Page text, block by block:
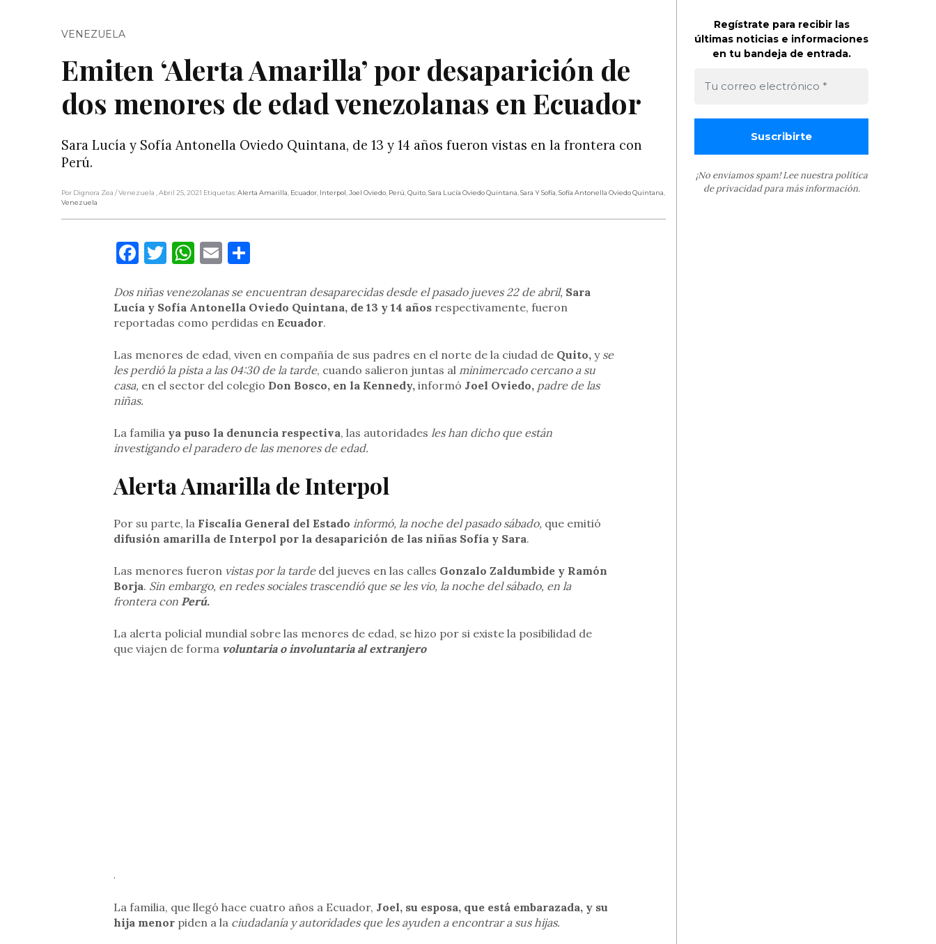
VENEZUELA
Emiten ‘Alerta Amarilla’ por desaparición de
dos menores de edad venezolanas en Ecuador
Sara Lucía y Sofía Antonella Oviedo Quintana, de 13 y 14 años fueron vistas en la frontera con
Perú.
Por Dignora Zea / Venezuela , Abril 25, 2021 Etiquetas:Alerta Amarilla, Ecuador, Interpol,Joel Oviedo, Perú,Quito,Sara Lucía Oviedo Quintana,Sara Y Sofía,Sofía Antonella Oviedo Quintana,
Venezuela
Facebook
Twitter
WhatsApp
EmailCompartir
Dos niñas venezolanas se encuentran desaparecidas desde el pasado jueves 22 de abril, Sara
Lucía y Sofía Antonella Oviedo Quintana, de 13 y 14 añosrespectivamente, fueron
reportadas como perdidas en Ecuador.
Las menores de edad, viven en compañía de sus padres en el norte de la ciudad de Quito, y se
les perdió la pista a las 04:30 de la tarde, cuando salieron juntas al minimercado cercano a su
casa,en el sector del colegio Don Bosco, en la Kennedy,informó Joel Oviedo, padre de las
niñas.
La familia ya puso la denuncia respectiva, las autoridades les han dicho que están
investigando el paradero de las menores de edad.
Alerta Amarilla de Interpol
Por su parte, la Fiscalía General del Estado informó, la noche del pasado sábado,que emitió
difusión amarilla de Interpol por la desaparición de las niñas Sofía y Sara.
Las menores fueron vistas por la tardedel jueves en las calles Gonzalo Zaldumbide y Ramón
Borja. Sin embargo, en redes sociales trascendió que se les vio, la noche del sábado, en la
frontera con Perú.
La alerta policial mundial sobre las menores de edad, se hizo por si existe la posibilidad de
que viajen de forma voluntaria o involuntaria al extranjero
.
La familia, que llegó hace cuatro años a Ecuador, Joel, su esposa, que está embarazada, y su
hija menorpiden a la ciudadanía y autoridades que les ayuden a encontrar a sus hijas.
Regístrate para recibir las
últimas noticias e informaciones
en tu bandeja de entrada.
¡No enviamos spam! Lee nuestra política
de privacidadpara más información.